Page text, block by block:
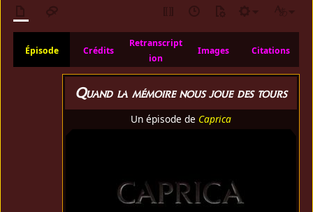
Épisode Crédits
Retranscript
ion
Images Citations
Quand la mémoire nous joue des tours
Un épisode de Caprica